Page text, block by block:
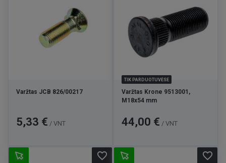
Varžtas JCB 826/00217
Kaina
5,33 € / VNT
TIK PARDUOTUVĖSE
Varžtas Krone 9513001,
M18x54 mm
Kaina
44,00 € / VNT
favorite_border favorite_border